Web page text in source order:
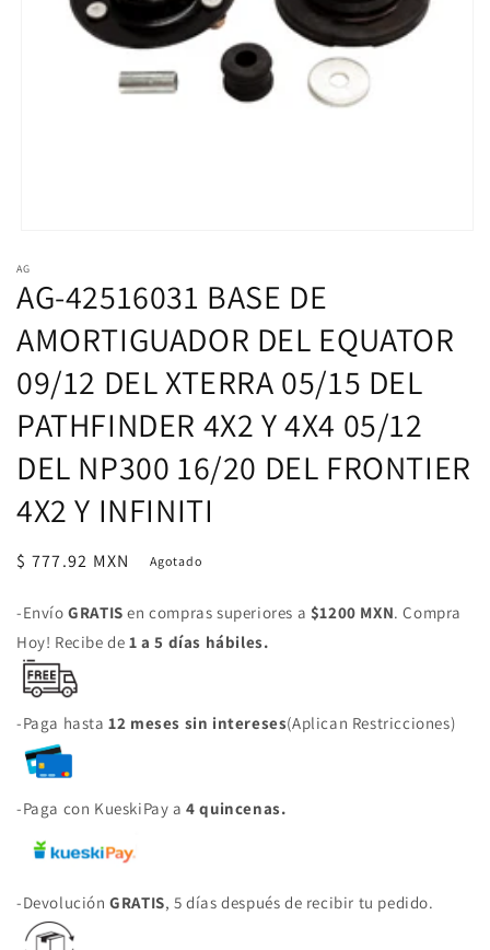
multimedia
1
en
ventana
modal
AG
AG-42516031 BASE DE
AMORTIGUADOR DEL EQUATOR
09/12 DEL XTERRA 05/15 DEL
PATHFINDER 4X2 Y 4X4 05/12
DEL NP300 16/20 DEL FRONTIER
4X2 Y INFINITI
Precio
$ 777.92 MXN Agotado
-EnvíoGRATIS en compras superiores a $1200 MXN. Compra
Hoy! Recibe de 1 a 5 días hábiles.
-Paga hasta12 meses sin intereses(Aplican Restricciones)
-Paga con KueskiPay a4 quincenas.
-DevoluciónGRATIS, 5 días después de recibir tu pedido.